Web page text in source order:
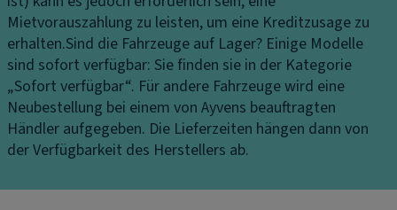
Mietvorauszahlung zu leisten, um eine Kreditzusage zu
erhalten.Sind die Fahrzeuge auf Lager? Einige Modelle
sind sofort verfügbar: Sie finden sie in der Kategorie
„Sofort verfügbar“. Für andere Fahrzeuge wird eine
Neubestellung bei einem von Ayvens beauftragten
Händler aufgegeben. Die Lieferzeiten hängen dann von
der Verfügbarkeit des Herstellers ab.